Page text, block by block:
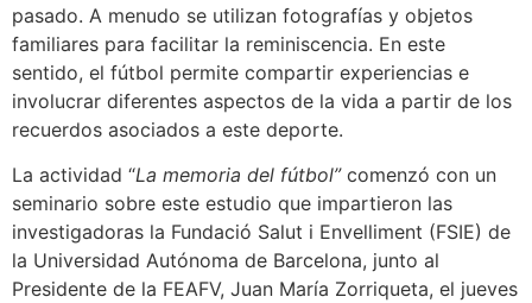
pasado. A menudo se utilizan fotografías y objetos
familiares para facilitar la reminiscencia. En este
sentido, el fútbol permite compartir experiencias e
involucrar diferentes aspectos de la vida a partir de los
recuerdos asociados a este deporte.
La actividad “La memoria del fútbol”comenzó con un
seminario sobre este estudio que impartieron las
investigadoras la Fundació Salut i Envelliment (FSIE) de
la Universidad Autónoma de Barcelona, junto al
Presidente de la FEAFV, Juan María Zorriqueta, el jueves